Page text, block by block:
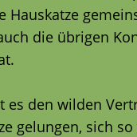
Hauskatze
die übrigen
es den wilden
gelungen, sich